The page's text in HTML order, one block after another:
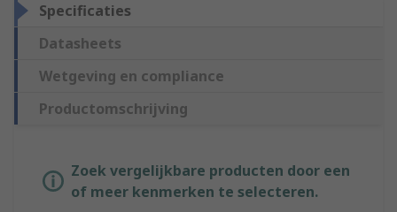
Specificaties
Datasheets
Wetgeving en compliance
Productomschrijving
Zoek vergelijkbare producten door een
of meer kenmerken te selecteren.